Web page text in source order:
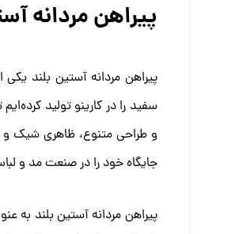
پیراهن مردانه
پیراهن مردانه آستین بلند
سفید را در کارینو تولید
و طراحی متنوع، ظاهری شیک و
جایگاه خود را در صنعت مد و
پیراهن مردانه آستین بلند